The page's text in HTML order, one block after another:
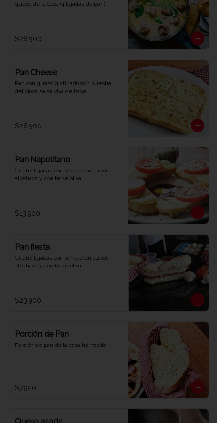
queso de la casa (4 tajadas de pan)
$28.900
Pan Cheese
Pan con queso gratinado con nuestra
deliciosa salsa viva de base.
$28.900
Pan Napolitano
Cuatro tajadas con tomate en cubos,
albahaca y aceite de oliva.
$13.900
Pan fiesta
Cuatro tajadas con tomate en cubos,
albahaca y aceite de oliva
$23.900
Porción de Pan
Porción de pan de la casa horneado.
$7.900